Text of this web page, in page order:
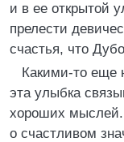
и в ее открытой
прелести
счастья, что
Какими-то еще
эта улыбка
хороших
о счастливом